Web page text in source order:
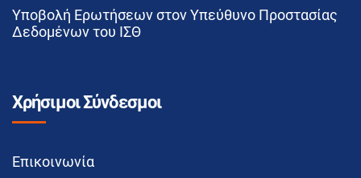
Υποβολή Ερωτήσεων στον Υπεύθυνο Προστασίας
Δεδομένων του ΙΣΘ
Χρήσιμοι Σύνδεσμοι
Επικοινωνία